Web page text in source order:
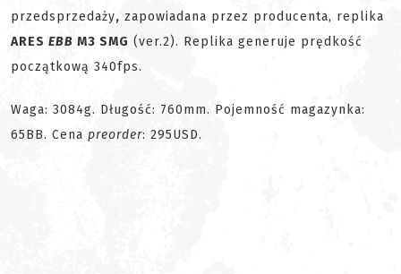
przedsprzedaży, zapowiadana przez producenta, replika
ARES EBB M3 SMG (ver.2). Replika generuje prędkość
początkową 340fps.
Waga: 3084g. Długość: 760mm. Pojemność magazynka:
65BB. Cena preorder: 295USD.